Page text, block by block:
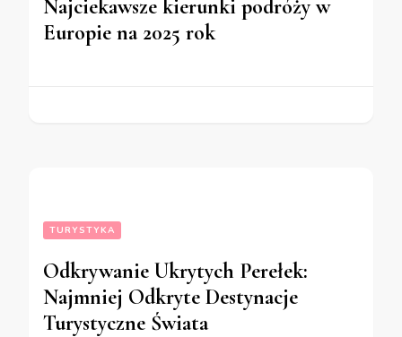
Najciekawsze kierunki podróży w
Europie na 2025 rok
TURYSTYKA
Odkrywanie Ukrytych Perełek:
Najmniej Odkryte Destynacje
Turystyczne Świata